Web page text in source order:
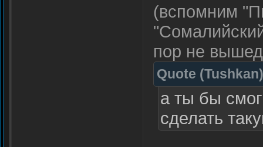
(вспомним
пор не
Quote (Tushkan)
а ты бы
сделать